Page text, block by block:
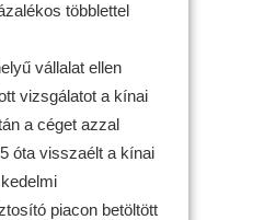
többlettel
vállalat ellen
vizsgálatot a kínai
a céget azzal
óta visszaélt a kínai
piacon betöltött